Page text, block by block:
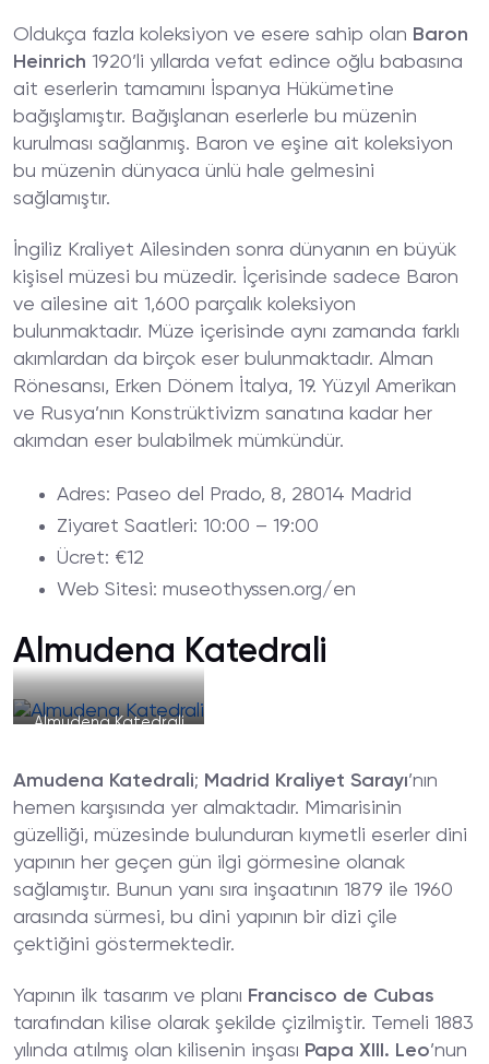
Oldukça fazla koleksiyon ve esere sahip olan Baron
Heinrich 1920’li yıllarda vefat edince oğlu babasına
ait eserlerin tamamını İspanya Hükümetine
bağışlamıştır. Bağışlanan eserlerle bu müzenin
kurulması sağlanmış. Baron ve eşine ait koleksiyon
bu müzenin dünyaca ünlü hale gelmesini
sağlamıştır.
İngiliz Kraliyet Ailesinden sonra dünyanın en büyük
kişisel müzesi bu müzedir. İçerisinde sadece Baron
ve ailesine ait 1,600 parçalık koleksiyon
bulunmaktadır. Müze içerisinde aynı zamanda farklı
akımlardan da birçok eser bulunmaktadır. Alman
Rönesansı, Erken Dönem İtalya, 19. Yüzyıl Amerikan
ve Rusya’nın Konstrüktivizm sanatına kadar her
akımdan eser bulabilmek mümkündür.
Adres: Paseo del Prado, 8, 28014 Madrid
Ziyaret Saatleri: 10:00 – 19:00
Ücret: €12
Web Sitesi: museothyssen.org/en
Almudena Katedrali
Almudena Katedrali
Amudena Katedrali; Madrid Kraliyet Sarayı’nın
hemen karşısında yer almaktadır. Mimarisinin
güzelliği, müzesinde bulunduran kıymetli eserler dini
yapının her geçen gün ilgi görmesine olanak
sağlamıştır. Bunun yanı sıra inşaatının 1879 ile 1960
arasında sürmesi, bu dini yapının bir dizi çile
çektiğini göstermektedir.
Yapının ilk tasarım ve planı Francisco de Cubas
tarafından kilise olarak şekilde çizilmiştir. Temeli 1883
yılında atılmış olan kilisenin inşası Papa XIII. Leo’nun